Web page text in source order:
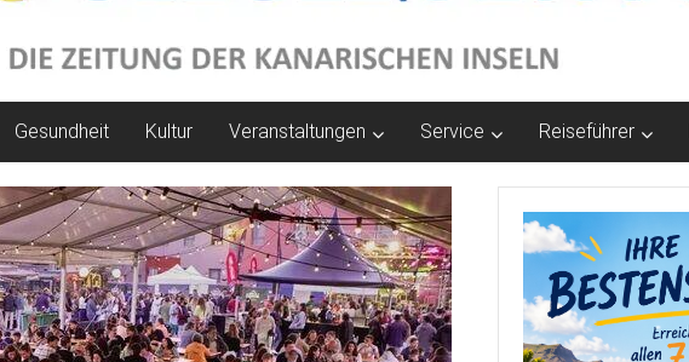
Gesundheit Kultur Veranstaltungen Service Reiseführer